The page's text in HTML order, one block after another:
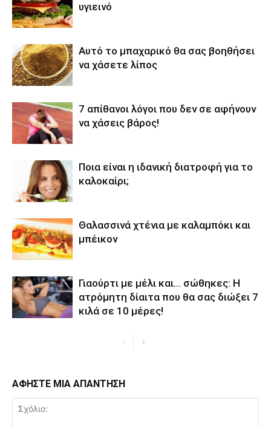
υγιεινό
Αυτό το μπαχαρικό θα σας βοηθήσει
να χάσετε λίπος
7 απίθανοι λόγοι που δεν σε αφήνουν
να χάσεις βάρος!
Ποια είναι η ιδανική διατροφή για το
καλοκαίρι;
Θαλασσινά χτένια με καλαμπόκι και
μπέικον
Γιαούρτι με μέλι και… σώθηκες: Η
ατρόμητη δίαιτα που θα σας διώξει 7
κιλά σε 10 μέρες!
ΑΦΗΣΤΕ ΜΙΑ ΑΠΑΝΤΗΣΗ